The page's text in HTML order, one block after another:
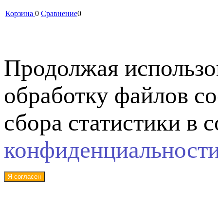
Корзина 0 Сравнение0
Продолжая
обработку файлов
сбора статистики в
Я согласен